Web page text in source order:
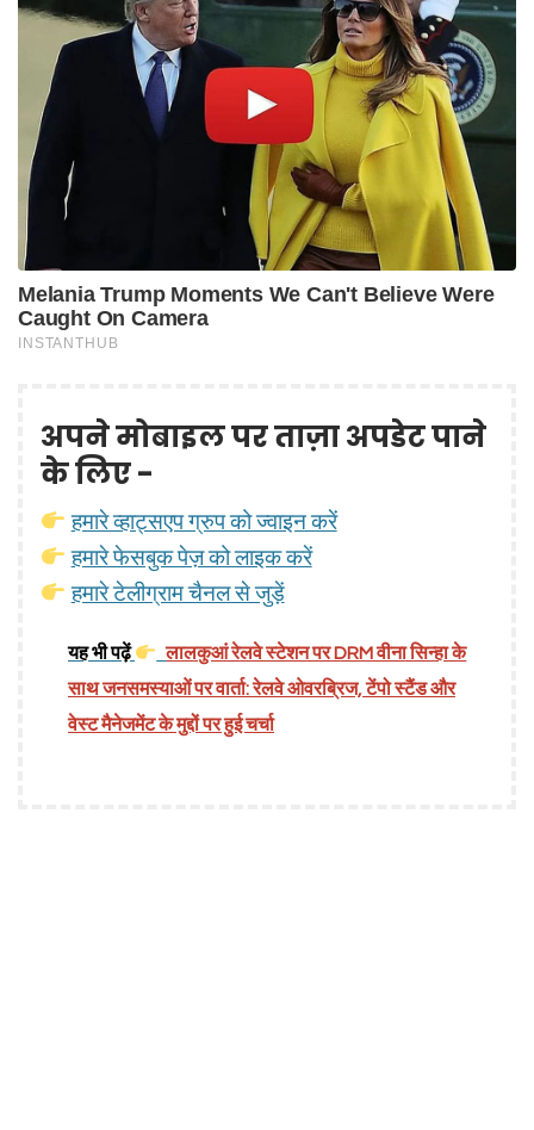
अपने मोबाइल पर ताज़ा अपडेट पाने
के लिए -
हमारे व्हाट्सएप ग्रुप को ज्वाइन करें
हमारे फेसबुक पेज़ को लाइक करें
हमारे टेलीग्राम चैनल से जुड़ें
यह भी पढ़ें
लालकुआं रेलवे स्टेशन पर DRM वीना सिन्हा के
साथ जनसमस्याओं पर वार्ता: रेलवे ओवरब्रिज, टेंपो स्टैंड और
वेस्ट मैनेजमेंट के मुद्दों पर हुई चर्चा